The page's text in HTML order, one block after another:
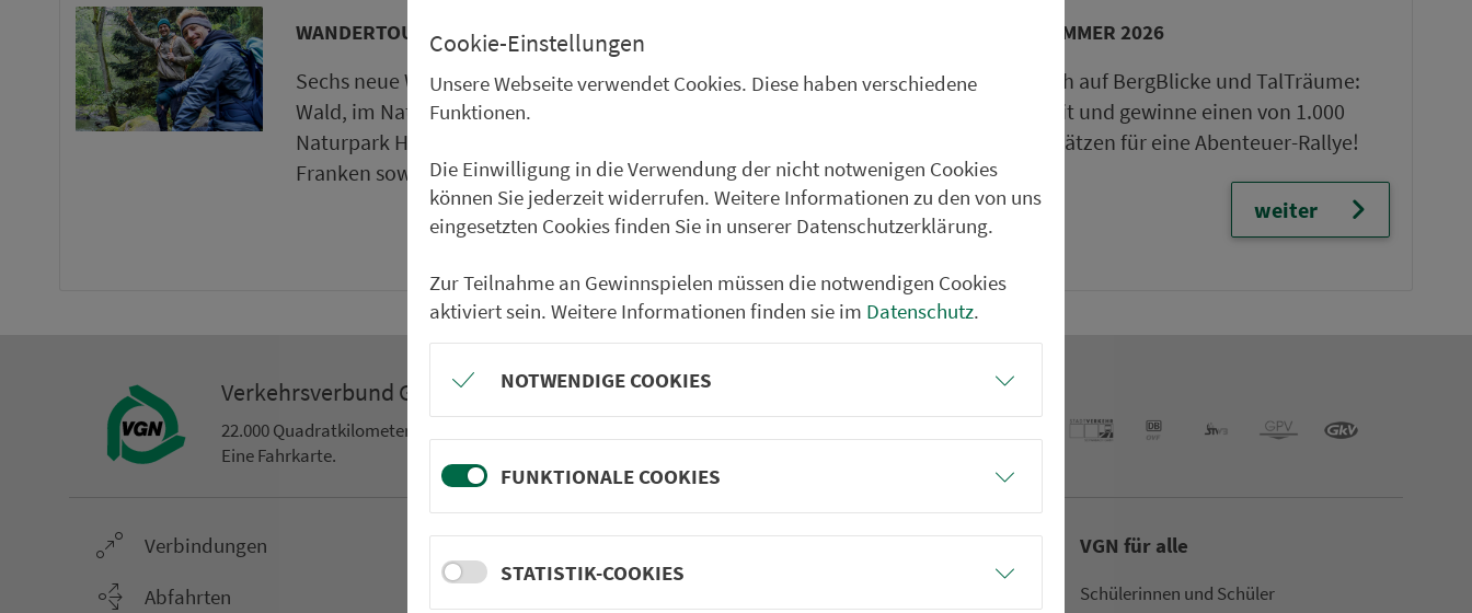
WANDERTOUREN UND STÄDTETIPPS
Sechs neue Wandertouren im Oberpfälzer
Wald, im Naturpark Frankenwald, im
Naturpark Haßberge und im Weinparadies
Franken sowie ein neuer Städtetipp in Roth.
weiter
VGN-SOMMER 2026
Freu dich auf BergBlicke und TalTräume:
Mach mit und gewinne einen von 1.000
Team-Plätzen für eine Abenteuer-Rallye!
weiter
Ver­kehrs­ver­bund Groß­raum Nürn­berg
22.000 Qua­drat­ki­lo­me­ter. 130 Ver­kehrs­un­ter­neh­men. 1.100 Linien.
Eine Fahr­kar­te.
Ver­bin­dungen
Abfahrten
Netz & Fahrpläne Frei­zeit-Tipps VGN für alle
Schülerinnen und Schüler
Cookie-Einstellungen
Unsere Webseite verwendet Cookies. Diese haben verschiedene
Funktionen.
Die Einwilligung in die Verwendung der nicht notwenigen Cookies
können Sie jederzeit widerrufen. Weitere Informationen zu den von uns
eingesetzten Cookies finden Sie in unserer Datenschutzerklärung.
Zur Teilnahme an Gewinnspielen müssen die notwendigen Cookies
aktiviert sein. Weitere Informationen finden sie im Datenschutz.
NOTWENDIGE COOKIES
FUNKTIONALE COOKIES
STATISTIK-COOKIES